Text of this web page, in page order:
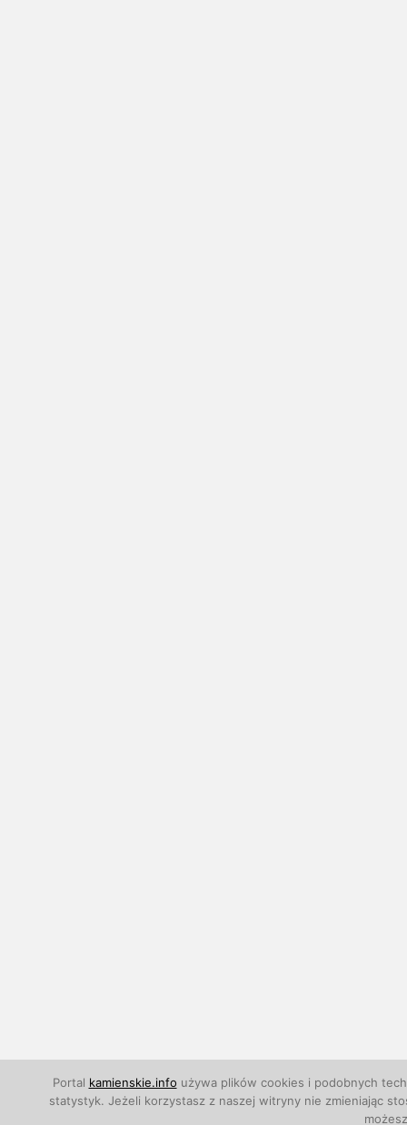
Portal kamienskie.info używa plików cookies i podobnych
statystyk. Jeżeli korzystasz z naszej witryny nie zmieniając